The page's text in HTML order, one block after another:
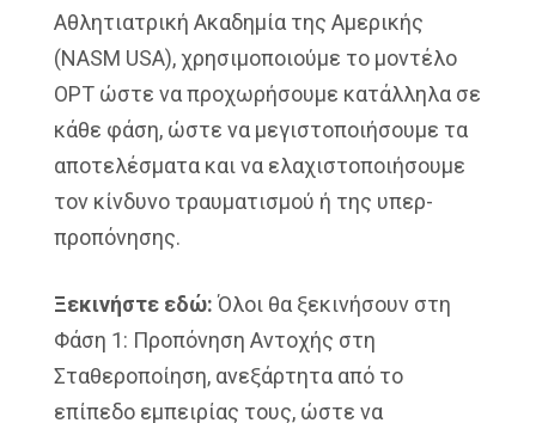
Αθλητιατρική Ακαδημία της Αμερικής
(NASM USA), χρησιμοποιούμε το μοντέλο
OPT ώστε να προχωρήσουμε κατάλληλα σε
κάθε φάση, ώστε να μεγιστοποιήσουμε τα
αποτελέσματα και να ελαχιστοποιήσουμε
τον κίνδυνο τραυματισμού ή της υπερ-
προπόνησης.
Ξεκινήστε εδώ:Όλοι θα ξεκινήσουν στη
Φάση 1: Προπόνηση Αντοχής στη
Σταθεροποίηση, ανεξάρτητα από το
επίπεδο εμπειρίας τους, ώστε να